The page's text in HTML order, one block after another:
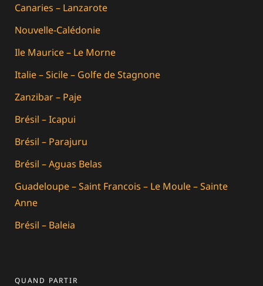
Canaries – Lanzarote
Nouvelle-Calédonie
Ile Maurice – Le Morne
Italie – Sicile – Golfe de Stagnone
Zanzibar – Paje
Brésil – Icapui
Brésil – Parajuru
Brésil – Aguas Belas
Guadeloupe – Saint Francois – Le Moule – Sainte
Anne
Brésil – Baleia
QUAND PARTIR